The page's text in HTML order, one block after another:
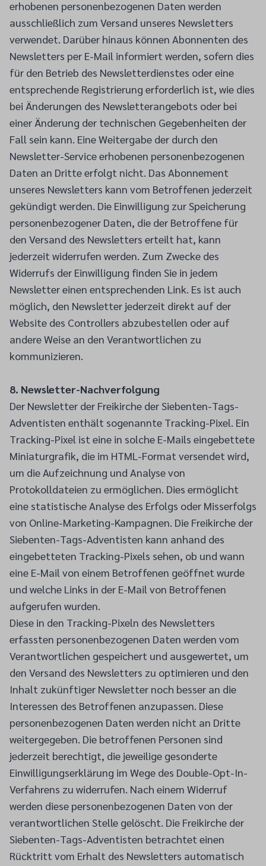
erhobenen personenbezogenen Daten werden
ausschließlich zum Versand unseres Newsletters
verwendet. Darüber hinaus können Abonnenten des
Newsletters per E-Mail informiert werden, sofern dies
für den Betrieb des Newsletterdienstes oder eine
entsprechende Registrierung erforderlich ist, wie dies
bei Änderungen des Newsletterangebots oder bei
einer Änderung der technischen Gegebenheiten der
Fall sein kann. Eine Weitergabe der durch den
Newsletter-Service erhobenen personenbezogenen
Daten an Dritte erfolgt nicht. Das Abonnement
unseres Newsletters kann vom Betroffenen jederzeit
gekündigt werden. Die Einwilligung zur Speicherung
personenbezogener Daten, die der Betroffene für
den Versand des Newsletters erteilt hat, kann
jederzeit widerrufen werden. Zum Zwecke des
Widerrufs der Einwilligung finden Sie in jedem
Newsletter einen entsprechenden Link. Es ist auch
möglich, den Newsletter jederzeit direkt auf der
Website des Controllers abzubestellen oder auf
andere Weise an den Verantwortlichen zu
kommunizieren.
8. Newsletter-Nachverfolgung
Der Newsletter der Freikirche der Siebenten-Tags-
Adventisten enthält sogenannte Tracking-Pixel. Ein
Tracking-Pixel ist eine in solche E-Mails eingebettete
Miniaturgrafik, die im HTML-Format versendet wird,
um die Aufzeichnung und Analyse von
Protokolldateien zu ermöglichen. Dies ermöglicht
eine statistische Analyse des Erfolgs oder Misserfolgs
von Online-Marketing-Kampagnen. Die Freikirche der
Siebenten-Tags-Adventisten kann anhand des
eingebetteten Tracking-Pixels sehen, ob und wann
eine E-Mail von einem Betroffenen geöffnet wurde
und welche Links in der E-Mail von Betroffenen
aufgerufen wurden.
Diese in den Tracking-Pixeln des Newsletters
erfassten personenbezogenen Daten werden vom
Verantwortlichen gespeichert und ausgewertet, um
den Versand des Newsletters zu optimieren und den
Inhalt zukünftiger Newsletter noch besser an die
Interessen des Betroffenen anzupassen. Diese
personenbezogenen Daten werden nicht an Dritte
weitergegeben. Die betroffenen Personen sind
jederzeit berechtigt, die jeweilige gesonderte
Einwilligungserklärung im Wege des Double-Opt-In-
Verfahrens zu widerrufen. Nach einem Widerruf
werden diese personenbezogenen Daten von der
verantwortlichen Stelle gelöscht. Die Freikirche der
Siebenten-Tags-Adventisten betrachtet einen
Rücktritt vom Erhalt des Newsletters automatisch